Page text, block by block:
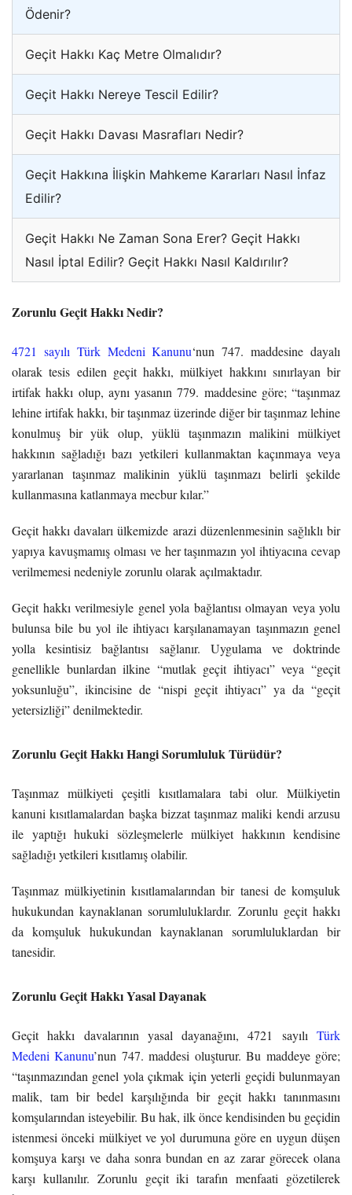
Ödenir?
Geçit Hakkı Kaç Metre Olmalıdır?
Geçit Hakkı Nereye Tescil Edilir?
Geçit Hakkı Davası Masrafları Nedir?
Geçit Hakkına İlişkin Mahkeme Kararları Nasıl İnfaz
Edilir?
Geçit Hakkı Ne Zaman Sona Erer? Geçit Hakkı
Nasıl İptal Edilir? Geçit Hakkı Nasıl Kaldırılır?
Zorunlu Geçit Hakkı Nedir?
4721 sayılı Türk Medeni Kanunu‘nun 747. maddesine dayalı
olarak tesis edilen geçit hakkı, mülkiyet hakkını sınırlayan bir
irtifak hakkı olup, aynı yasanın 779. maddesine göre; “taşınmaz
lehine irtifak hakkı, bir taşınmaz üzerinde diğer bir taşınmaz lehine
konulmuş bir yük olup, yüklü taşınmazın malikini mülkiyet
hakkının sağladığı bazı yetkileri kullanmaktan kaçınmaya veya
yararlanan taşınmaz malikinin yüklü taşınmazı belirli şekilde
kullanmasına katlanmaya mecbur kılar.”
Geçit hakkı davaları ülkemizde arazi düzenlenmesinin sağlıklı bir
yapıya kavuşmamış olması ve her taşınmazın yol ihtiyacına cevap
verilmemesi nedeniyle zorunlu olarak açılmaktadır.
Geçit hakkı verilmesiyle genel yola bağlantısı olmayan veya yolu
bulunsa bile bu yol ile ihtiyacı karşılanamayan taşınmazın genel
yolla kesintisiz bağlantısı sağlanır. Uygulama ve doktrinde
genellikle bunlardan ilkine “mutlak geçit ihtiyacı” veya “geçit
yoksunluğu”, ikincisine de “nispi geçit ihtiyacı” ya da “geçit
yetersizliği” denilmektedir.
Zorunlu Geçit Hakkı Hangi Sorumluluk Türüdür?
Taşınmaz mülkiyeti çeşitli kısıtlamalara tabi olur. Mülkiyetin
kanuni kısıtlamalardan başka bizzat taşınmaz maliki kendi arzusu
ile yaptığı hukuki sözleşmelerle mülkiyet hakkının kendisine
sağladığı yetkileri kısıtlamış olabilir.
Taşınmaz mülkiyetinin kısıtlamalarından bir tanesi de komşuluk
hukukundan kaynaklanan sorumluluklardır. Zorunlu geçit hakkı
da komşuluk hukukundan kaynaklanan sorumluluklardan bir
tanesidir.
Zorunlu Geçit Hakkı Yasal Dayanak
Geçit hakkı davalarının yasal dayanağını, 4721 sayılı Türk
Medeni Kanunu’nun 747. maddesi oluşturur. Bu maddeye göre;
“taşınmazından genel yola çıkmak için yeterli geçidi bulunmayan
malik, tam bir bedel karşılığında bir geçit hakkı tanınmasını
komşularından isteyebilir. Bu hak, ilk önce kendisinden bu geçidin
istenmesi önceki mülkiyet ve yol durumuna göre en uygun düşen
komşuya karşı ve daha sonra bundan en az zarar görecek olana
karşı kullanılır. Zorunlu geçit iki tarafın menfaati gözetilerek